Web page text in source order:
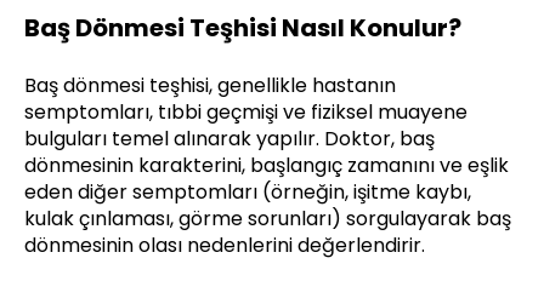
Baş Dönmesi Teşhisi Nasıl Konulur?
Baş dönmesi teşhisi, genellikle hastanın
semptomları, tıbbi geçmişi ve fiziksel muayene
bulguları temel alınarak yapılır. Doktor, baş
dönmesinin karakterini, başlangıç zamanını ve eşlik
eden diğer semptomları (örneğin, işitme kaybı,
kulak çınlaması, görme sorunları) sorgulayarak baş
dönmesinin olası nedenlerini değerlendirir.